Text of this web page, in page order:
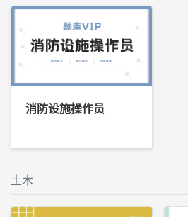
消防设施操作员
土木